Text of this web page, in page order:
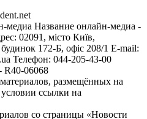
медиа Название онлайн-медиа -
02091, місто Київ,
172-Б, офіс 208/1 E-mail:
Телефон: 044-205-43-00
R40-06068
размещённых на
условии ссылки на
со страницы «Новости